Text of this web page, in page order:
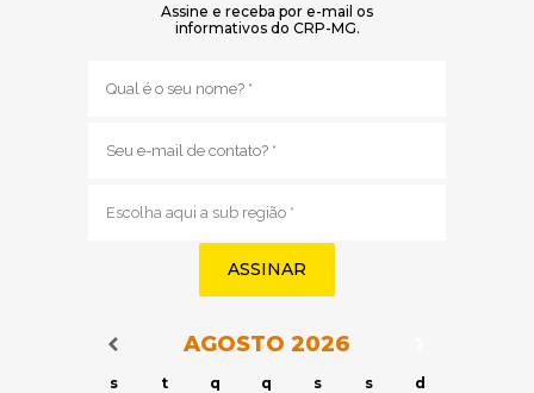
Assine e receba por e-mail os
informativos do CRP-MG.
mail
região
Navegação do Calendário
AGOSTO 2026
s t q q s s
d